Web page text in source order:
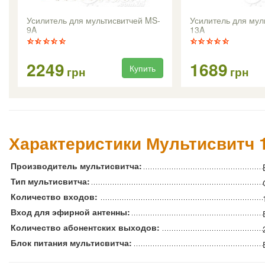
Усилитель для мультисвитчей MS-
9A
2249 грн Купить
Усилитель для
13A
1689 грн
Характеристики Мультисвитч
Производитель мультисвитча:
Тип мультисвитча:
Количество входов:
Вход для эфирной антенны:
Количество абонентских выходов:
Блок питания мультисвитча: